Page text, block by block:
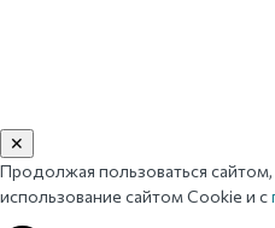
✕
Продолжая пользоваться сайтом,
использование сайтом Cookie и с